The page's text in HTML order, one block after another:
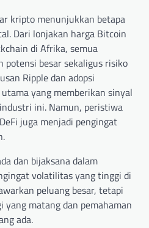
kripto menunjukkan betapa
Dari lonjakan harga Bitcoin
di Afrika, semua
besar sekaligus risiko
Ripple dan adopsi
yang memberikan sinyal
ini. Namun, peristiwa
juga menjadi pengingat
dan bijaksana dalam
volatilitas yang tinggi di
peluang besar, tetapi
matang dan pemahaman
ada.